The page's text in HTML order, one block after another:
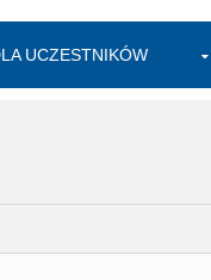
UCZESTNIKÓW